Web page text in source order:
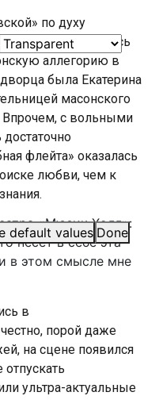
default values Done
по духу
Именно здесь
аллегорию в
была Екатерина
масонского
Впрочем, с вольными
флейта» оказалась
любви, чем к
«Мюзик-Холл»:
несёт в себе эта
в этом смысле мне
в
порой даже
на сцене появился
ультра-актуальные